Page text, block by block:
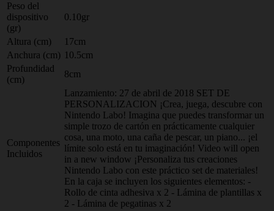
Peso del
dispositivo
(gr)
0.10gr
Altura (cm)
17cm
Anchura (cm) 10.5cm
Profundidad
(cm)
8cm
Componentes
Incluidos
Lanzamiento: 27 de abril de 2018 SET DE
PERSONALIZACION ¡Crea, juega, descubre con
Nintendo Labo! Imagina que puedes transformar un
simple trozo de cartón en prácticamente cualquier
cosa, una moto, una caña de pescar, un piano... ¡el
límite solo está en tu imaginación! Video will open
in a new window ¡Personaliza tus creaciones
Nintendo Labo con este práctico set de materiales!
En la caja se incluyen los siguientes elementos: -
Rollo de cinta adhesiva x 2 - Lámina de plantillas x
2 - Lámina de pegatinas x 2